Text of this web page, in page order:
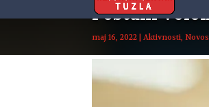
Postani
maj 16, 2022 |Aktivnosti,